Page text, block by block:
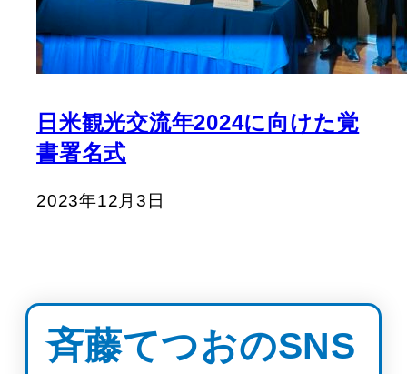
日米観光交流年2024に向けた覚
書署名式
2023年12月3日
斉藤てつおのSNS